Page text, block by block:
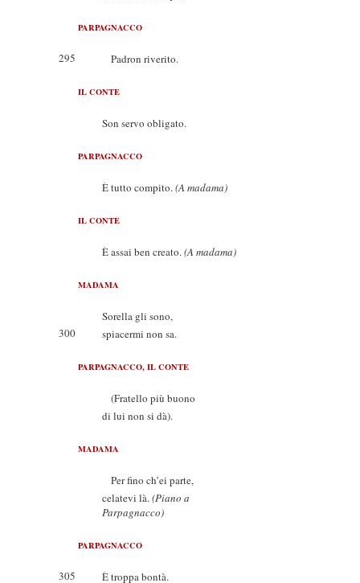
PARPAGNACCO
295 Padron riverito.
IL CONTE
Son servo obligato.
PARPAGNACCO
È tutto compito.(A madama)
IL CONTE
È assai ben creato.(A madama)
MADAMA
Sorella gli sono,
300
spiacermi non sa.
PARPAGNACCO, IL CONTE
(Fratello più buono
di lui non si dà).
MADAMA
Per fino ch’ei parte,
celatevi là.(Piano a
Parpagnacco)
PARPAGNACCO
305 È troppa bontà.